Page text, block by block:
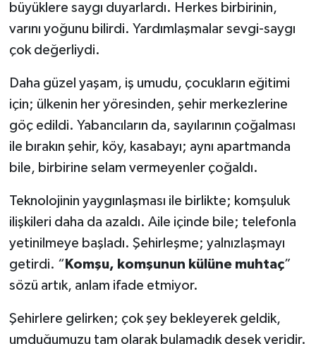
büyüklere saygı duyarlardı. Herkes birbirinin,
varını yoğunu bilirdi. Yardımlaşmalar sevgi-saygı
çok değerliydi.
Daha güzel yaşam, iş umudu, çocukların eğitimi
için; ülkenin her yöresinden, şehir merkezlerine
göç edildi. Yabancıların da, sayılarının çoğalması
ile bırakın şehir, köy, kasabayı; aynı apartmanda
bile, birbirine selam vermeyenler çoğaldı.
Teknolojinin yaygınlaşması ile birlikte; komşuluk
ilişkileri daha da azaldı. Aile içinde bile; telefonla
yetinilmeye başladı. Şehirleşme; yalnızlaşmayı
getirdi. “ Komşu, komşunun külüne muhtaç”
sözü artık, anlam ifade etmiyor.
Şehirlere gelirken; çok şey bekleyerek geldik,
umduğumuzu tam olarak bulamadık desek yeridir.